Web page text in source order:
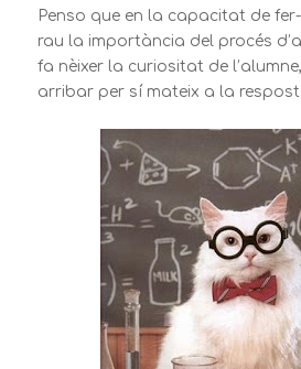
Penso que en la capacitat de
rau la importància del procés
fa nèixer la curiositat de
arribar per sí mateix a la